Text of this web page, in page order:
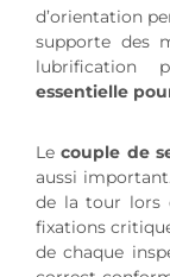
d’orientation
supporte des
lubrification
essentielle
Lecouple de
aussi
de la tour lors
fixations
de chaque